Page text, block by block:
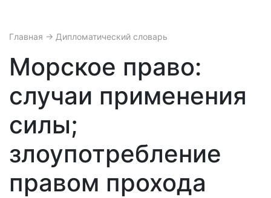
Главная → Дипломатический словарь
Морское право:
случаи применения
силы;
злоупотребление
правом прохода